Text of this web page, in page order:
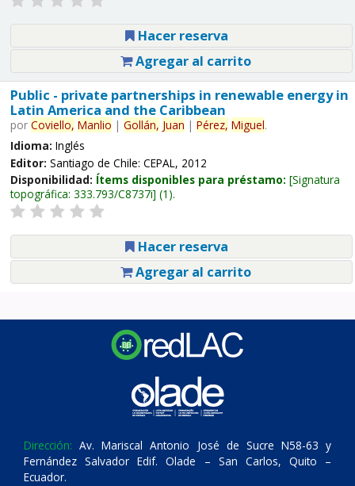
Hacer reserva
Agregar al carrito
Public - private partnerships in renewable energy in
Latin America and the Caribbean
por Coviello, Manlio | Gollán, Juan | Pérez, Miguel.
Idioma: Inglés
Editor: Santiago de Chile: CEPAL, 2012
Disponibilidad: Ítems disponibles para préstamo: Signatura
topográfica: 333.793/C8737i (1).
Hacer reserva
Agregar al carrito
Dirección: Av. Mariscal Antonio José de Sucre N58-63 y
Fernández Salvador Edif. Olade – San Carlos, Quito –
Ecuador.